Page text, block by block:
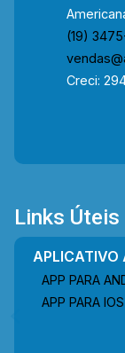
(19)
Creci:
Links Úteis
APLICATIVO
APP PARA
APP PARA IOS